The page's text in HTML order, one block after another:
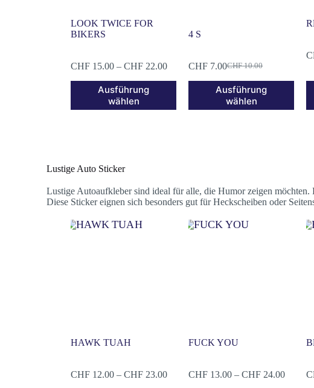
LOOK TWICE FOR
BIKERS
CHF 15.00 –CHF 22.00
Ausführung
wählen
4 S
CHF10.00
CHF 7.00
Ausführung
wählen
Lustige Auto Sticker
Lustige Autoaufkleber sind ideal für alle, die Humor zeigen
Diese Sticker eignen sich besonders gut für Heckscheiben oder
HAWK TUAH
CHF 12.00 –CHF 23.00
FUCK YOU
CHF 13.00 –CHF 24.00